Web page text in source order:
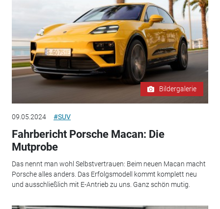
Bildergalerie
09.05.2024 #SUV
Fahrbericht Porsche Macan: Die
Mutprobe
Das nennt man wohl Selbstvertrauen: Beim neuen Macan macht
Porsche alles anders. Das Erfolgsmodell kommt komplett neu
und ausschließlich mit E-Antrieb zu uns. Ganz schön mutig.